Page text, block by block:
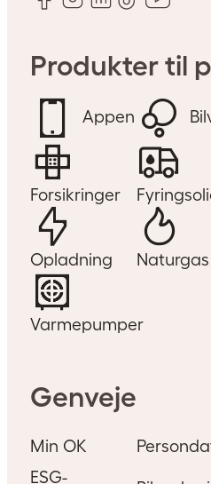
Produkter til
Appen
Forsikringer
Opladning Naturgas
Varmepumper
Genveje
Min OK
ESG-